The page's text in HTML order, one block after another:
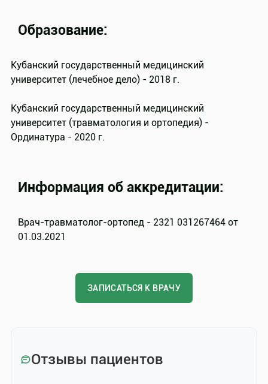
Образование:
Кубанский государственный медицинский
университет (лечебное дело) - 2018 г.
Кубанский государственный медицинский
университет (травматология и ортопедия) -
Ординатура - 2020 г.
Информация об аккредитации:
Врач-травматолог-ортопед - 2321 031267464 от
01.03.2021
ЗАПИСАТЬСЯ К ВРАЧУ
Отзывы пациентов